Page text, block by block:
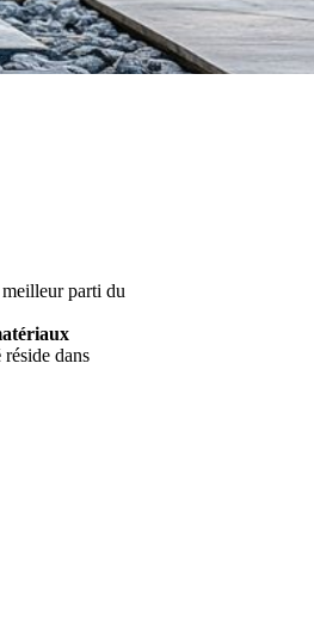
parti du
réside dans